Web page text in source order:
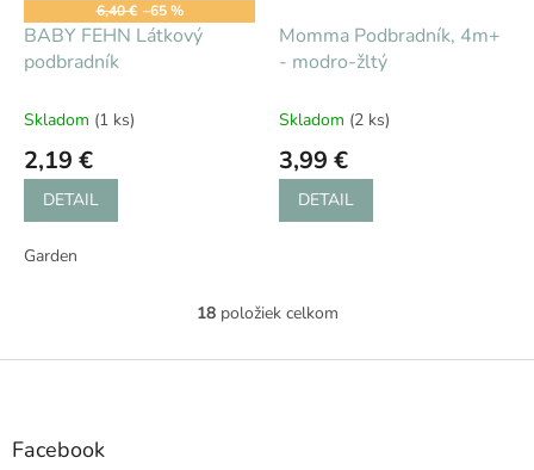
6,40 € –65 %
BABY FEHN Látkový
podbradník
Skladom (1 ks)
2,19 €
DETAIL
Garden
Momma Podbradník, 4m+
- modro-žltý
Skladom (2 ks)
3,99 €
DETAIL
O
l
18položiek celkom
Z
Facebook